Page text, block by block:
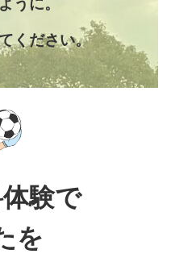
ください。
験で
を